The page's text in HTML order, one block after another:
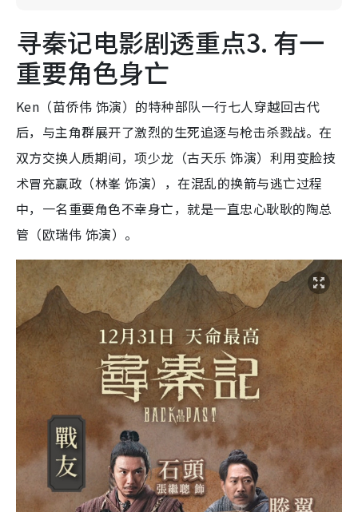
寻秦记电影剧透重点3. 有一
重要角色身亡
Ken（苗侨伟 饰演）的特种部队一行七人穿越回古代
后，与主角群展开了激烈的生死追逐与枪击杀戮战。在
双方交换人质期间，项少龙（古天乐 饰演）利用变脸技
术冒充嬴政（林峯 饰演），在混乱的换箭与逃亡过程
中，一名重要角色不幸身亡，就是一直忠心耿耿的陶总
管（欧瑞伟 饰演）。